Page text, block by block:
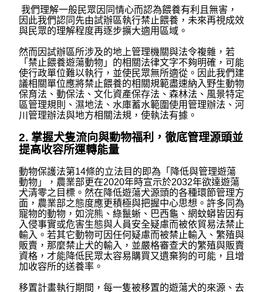
我們理解一般民眾因同情心而認為餵養有利且無害，
因此我們認同先由試辦區執行禁止餵養，未來再視成效
與民眾的理解程度再逐步擴大適用區域。
然而因試辦區所涉及的地上管理機關與法令複雜，若
「禁止餵養遊蕩動物」的相關法律文字不夠明確，可能
使行政單位難以執行，並使民眾無所適從。因此我們建
議相關單位應將禁止餵養的相關規範盡速納入野生動物
保育法、動保法、文化資產保存法、森林法、風景特定
區管理規則、濕地法、水庫蓄水範圍使用管理辦法、河
川管理辦法與地方相關法規，使執法有據。
2. 掌握犬隻流向與動物福利，徹底管理源頭並
提高收容所運轉能量
動物保護法第14條的立法目的即為「降低與管理遊蕩
動物」，農業部更在2020年時宣示於2032年欲達遊蕩
犬清零之目標。然在降低遊蕩犬源頭的各種環節管理方
面，農業部之態度應更積極與把握中心思想。許多同為
寵物的動物，如浣熊、綠鬣蜥、巴西龜、網蚊蟒皆因有
入侵事實或危害生態與人員安全疑慮而被依貿易法禁止
輸入。若其它動物可因任何疑慮而被禁止輸入、繁殖與
販賣，那麼禁止犬的輸入，並嚴格審查犬的繁殖與販賣
資格，才能降低民眾太容易購買又遺棄狗的可能，且增
加收容所的送養率。
移置計畫執行期間，每一隻被移置的遊蕩犬的來源、去